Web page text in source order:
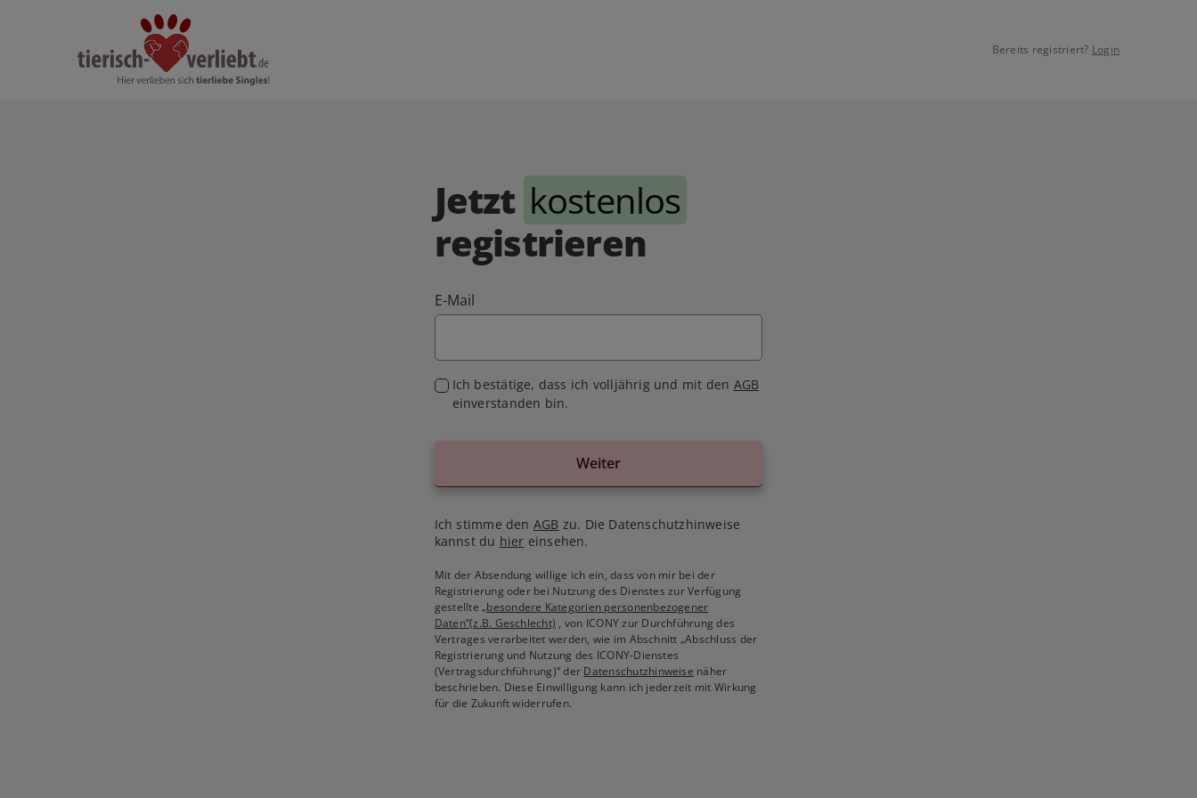
Bereits registriert? Login
Jetzt kostenlos
registrieren
E-Mail
Ich bestätige, dass ich volljährig und mit den AGB
einverstanden bin.
Weiter
Ich stimme den AGB zu. Die Datenschutzhinweise
kannst du hier einsehen.
Mit der Absendung willige ich ein, dass von mir bei der
Registrierung oder bei Nutzung des Dienstes zur Verfügung
gestellte„besondere Kategorien personenbezogener
Daten“(z.B. Geschlecht) , von ICONY zur Durchführung des
Vertrages verarbeitet werden, wie im Abschnitt „Abschluss der
Registrierung und Nutzung des ICONY-Dienstes
(Vertragsdurchführung)“ der Datenschutzhinweise näher
beschrieben. Diese Einwilligung kann ich jederzeit mit Wirkung
für die Zukunft widerrufen.